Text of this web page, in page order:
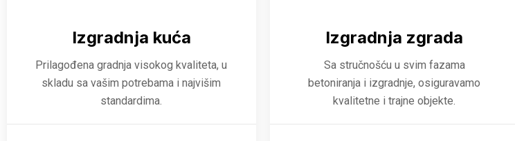
Izgradnja kuća
Prilagođena gradnja visokog kvaliteta, u
skladu sa vašim potrebama i najvišim
standardima.
Izgradnja zgrada
Sa stručnošću u svim fazama
betoniranja i izgradnje, osiguravamo
kvalitetne i trajne objekte.